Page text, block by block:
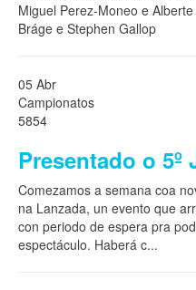
Miguel Perez-Moneo e
Bráge e Stephen Gallop
05 Abr
Campionatos
5854
Presentado o 5º
Comezamos a semana coa
na Lanzada, un evento que
con periodo de espera pra
espectáculo. Haberá c...